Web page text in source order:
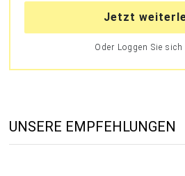
Jetzt
Oder Loggen Sie
UNSERE EMPFEHLUNGEN